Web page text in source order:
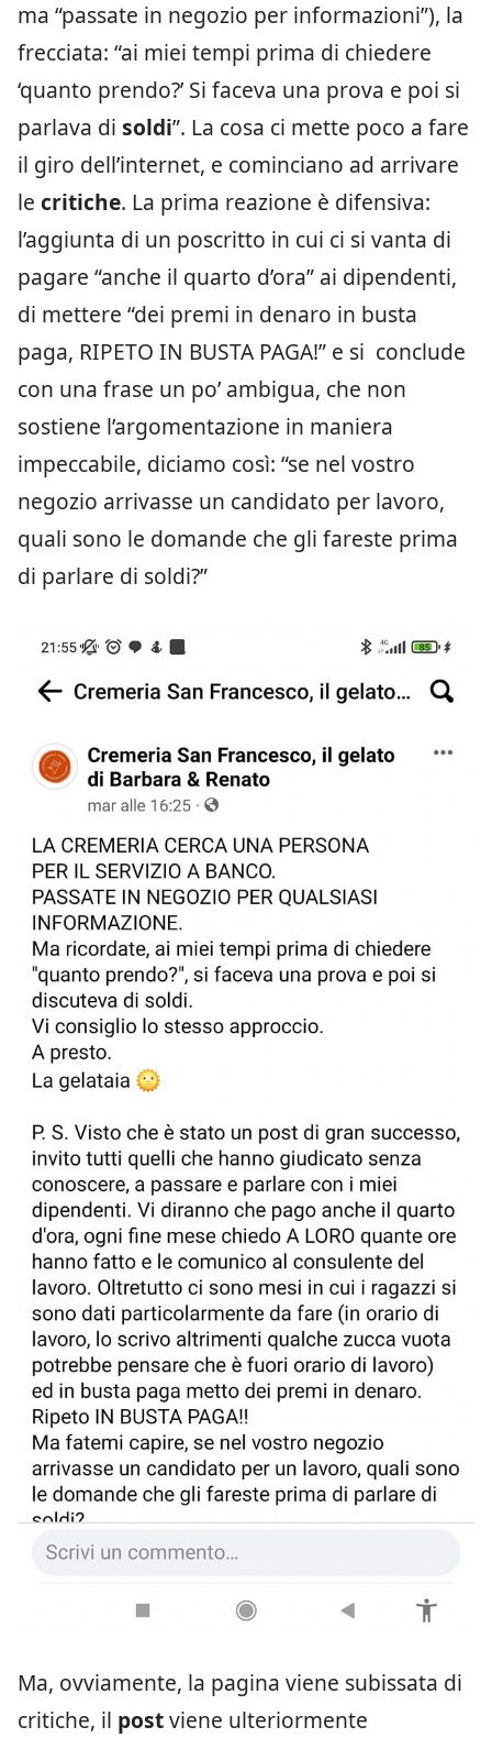
ma “passate in negozio per informazioni”), la
frecciata: “ai miei tempi prima di chiedere
‘quanto prendo?’ Si faceva una prova e poi si
parlava di soldi”. La cosa ci mette poco a fare
il giro dell’internet, e cominciano ad arrivare
le critiche. La prima reazione è difensiva:
l’aggiunta di un poscritto in cui ci si vanta di
pagare “anche il quarto d’ora” ai dipendenti,
di mettere “dei premi in denaro in busta
paga, RIPETO IN BUSTA PAGA!” e si conclude
con una frase un po’ ambigua, che non
sostiene l’argomentazione in maniera
impeccabile, diciamo così: “se nel vostro
negozio arrivasse un candidato per lavoro,
quali sono le domande che gli fareste prima
di parlare di soldi?”
Ma, ovviamente, la pagina viene subissata di
critiche, il postviene ulteriormente